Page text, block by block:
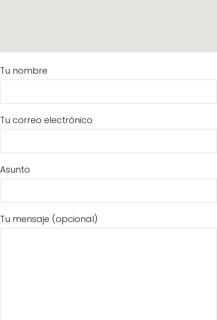
Tu nombre
Tu correo electrónico
Asunto
Tu mensaje (opcional)